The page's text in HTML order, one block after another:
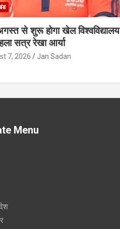
से शुरू होगा खेल विश्वविद्यालय
सत्र रेखा आर्या
7, 2026 Jan Sadan
Menu